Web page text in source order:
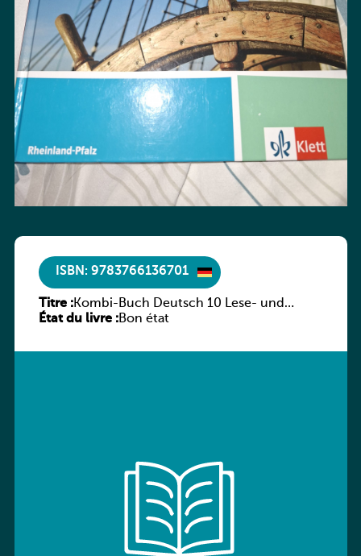
ISBN: 9783766136701
Titre :Kombi-Buch Deutsch 10 Lese- und
Sprachbuch
État du livre :Bon état